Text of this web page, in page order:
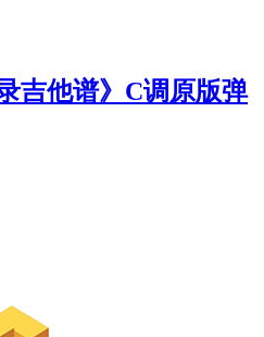
吉他谱》C调原版弹